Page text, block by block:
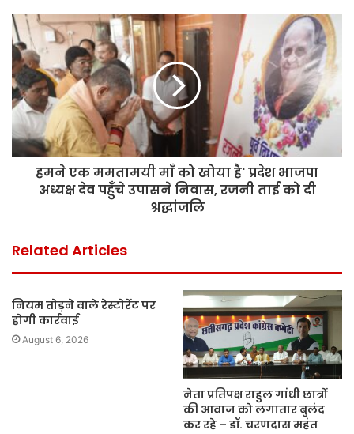
हमने एक ममतामयी माँ को खोया है' प्रदेश भाजपा
अध्यक्ष देव पहुँचे उपासने निवास, रजनी ताई को दी
श्रद्धांजलि
Related Articles
नियम तोड़ने वाले रेस्टोरेंट पर
होगी कार्रवाई
August 6, 2026
नेता प्रतिपक्ष राहुल गांधी छात्रों
की आवाज को लगातार बुलंद
कर रहे – डॉ. चरणदास महंत